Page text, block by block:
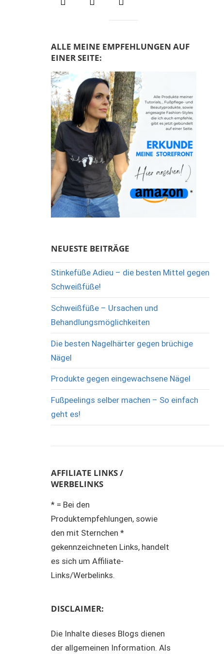
h
ALLE MEINE EMPFEHLUNGEN AUF
EINER SEITE:
NEUESTE BEITRÄGE
Stinkefüße Adieu – die besten Mittel gegen
Schweißfüße!
Schweißfüße – Ursachen und
Behandlungsmöglichkeiten
Die besten Nagelhärter gegen brüchige
Nägel
Produkte gegen eingewachsene Nägel
Fußpeelings selber machen – So einfach
geht es!
AFFILIATE LINKS /
WERBELINKS
* = Bei den
Produktempfehlungen, sowie
den mit Sternchen *
gekennzeichneten Links, handelt
es sich um Affiliate-
Links/Werbelinks.
DISCLAIMER:
Die Inhalte dieses Blogs dienen
der allgemeinen Information. Als